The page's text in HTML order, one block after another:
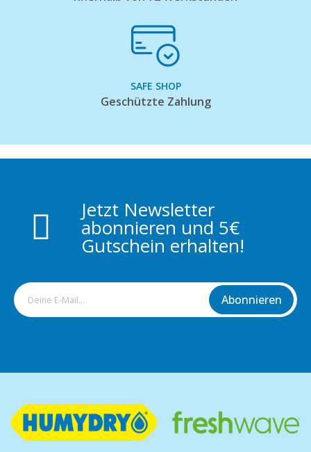
SAFE SHOP
Geschützte Zahlung
Jetzt Newsletter
abonnieren und 5€
Gutschein erhalten!
Abonnieren